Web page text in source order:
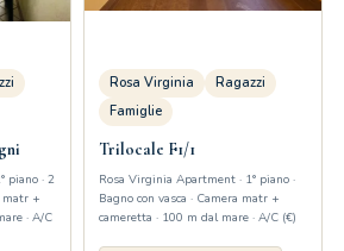
piano · 2
matr +
· A/C
Rosa Virginia
Ragazzi
Famiglie
Trilocale F1/1
Rosa Virginia Apartment · 1° piano ·
Bagno con vasca · Camera matr +
cameretta · 100 m dal mare · A/C (€)